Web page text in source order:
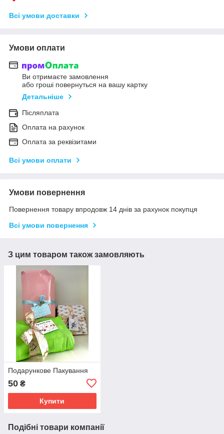
Всі умови доставки
Умови оплати
Ви отримаєте замовлення
або гроші повернуться на вашу картку
Детальніше
Післяплата
Оплата на рахунок
Оплата за реквізитами
Всі умови оплати
Умови повернення
Повернення товару впродовж 14 днів за рахунок покупця
Всі умови повернення
З цим товаром також замовляють
Подарункове Пакування
50 ₴
Купити
Подібні товари компанії